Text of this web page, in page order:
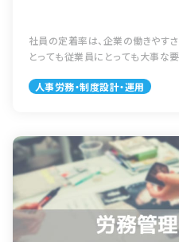
社員の定着率は、企業の働きやす
とっても従業員にとっても大事な
させるための具体的な取り組みに
人事労務・制度設計・運用